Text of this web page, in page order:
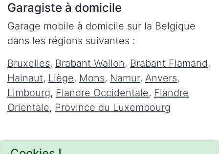
Garagiste à domicile
Garage mobile à domicile sur la Belgique
dans les régions suivantes :
Bruxelles, Brabant Wallon, Brabant Flamand,
Hainaut, Liège, Mons, Namur, Anvers,
Limbourg, Flandre Occidentale, Flandre
Orientale, Province du Luxembourg